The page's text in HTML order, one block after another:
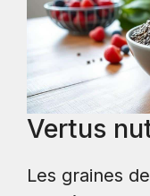
Vertus
Les graines